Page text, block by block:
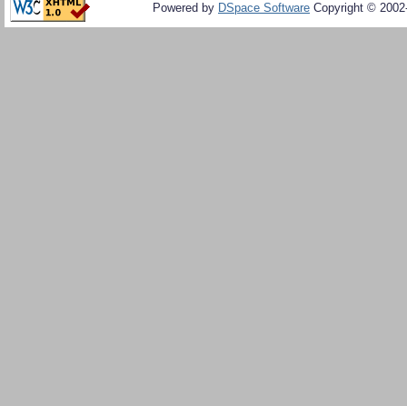
Powered by DSpace Software Copyright ©